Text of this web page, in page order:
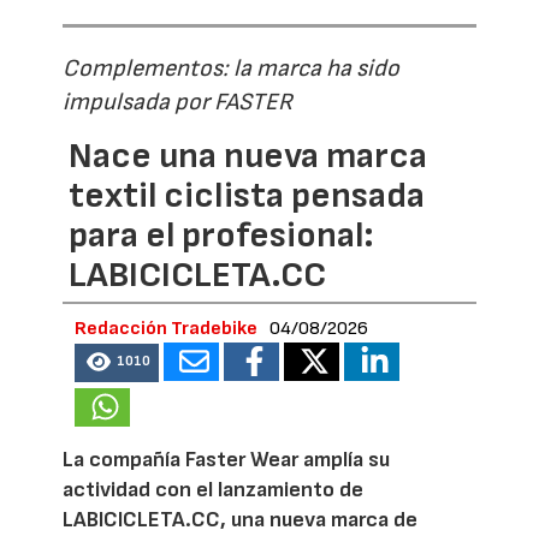
Complementos: la marca ha sido
impulsada por FASTER
Nace una nueva marca
textil ciclista pensada
para el profesional:
LABICICLETA.CC
Redacción Tradebike 04/08/2026
1010
La compañía Faster Wear amplía su
actividad con el lanzamiento de
LABICICLETA.CC, una nueva marca de